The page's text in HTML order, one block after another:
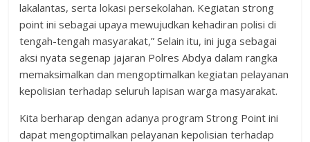
lakalantas, serta lokasi persekolahan. Kegiatan strong
point ini sebagai upaya mewujudkan kehadiran polisi di
tengah-tengah masyarakat,” Selain itu, ini juga sebagai
aksi nyata segenap jajaran Polres Abdya dalam rangka
memaksimalkan dan mengoptimalkan kegiatan pelayanan
kepolisian terhadap seluruh lapisan warga masyarakat.
Kita berharap dengan adanya program Strong Point ini
dapat mengoptimalkan pelayanan kepolisian terhadap